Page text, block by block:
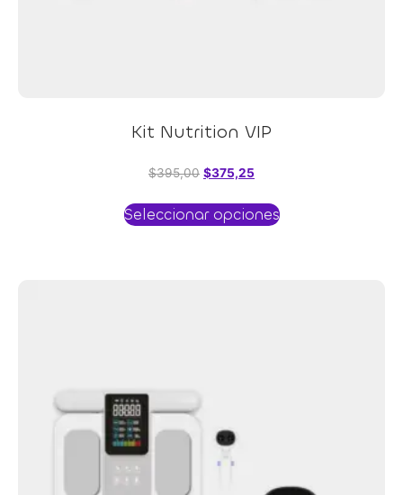
Kit Nutrition VIP
$395,00 $375,25
Seleccionar opciones